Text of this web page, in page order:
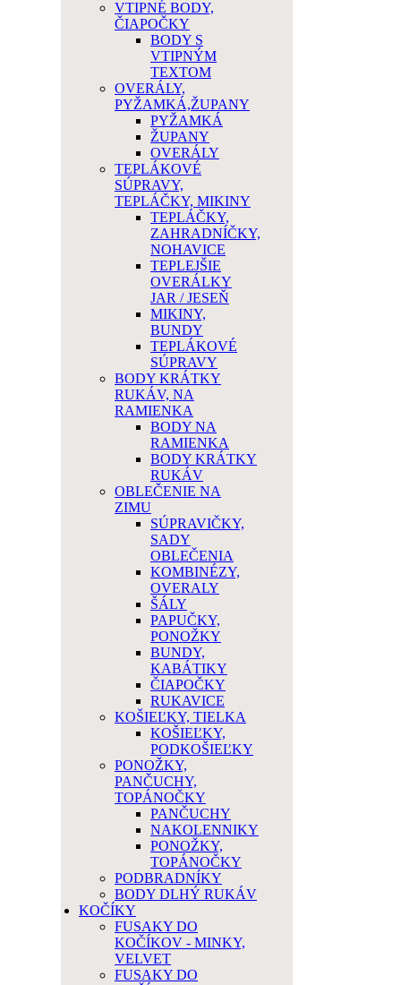
VTIPNÉ BODY,
ČIAPOČKY
BODY S
VTIPNÝM
TEXTOM
OVERÁLY,
PYŽAMKÁ,ŽUPANY
PYŽAMKÁ
ŽUPANY
OVERÁLY
TEPLÁKOVÉ
SÚPRAVY,
TEPLÁČKY, MIKINY
TEPLÁČKY,
ZAHRADNÍČKY,
NOHAVICE
TEPLEJŠIE
OVERÁLKY
JAR / JESEŇ
MIKINY,
BUNDY
TEPLÁKOVÉ
SÚPRAVY
BODY KRÁTKY
RUKÁV, NA
RAMIENKA
BODY NA
RAMIENKA
BODY KRÁTKY
RUKÁV
OBLEČENIE NA
ZIMU
SÚPRAVIČKY,
SADY
OBLEČENIA
KOMBINÉZY,
OVERALY
ŠÁLY
PAPUČKY,
PONOŽKY
BUNDY,
KABÁTIKY
ČIAPOČKY
RUKAVICE
KOŠIEĽKY, TIELKA
KOŠIEĽKY,
PODKOŠIEĽKY
PONOŽKY,
PANČUCHY,
TOPÁNOČKY
PANČUCHY
NAKOLENNIKY
PONOŽKY,
TOPÁNOČKY
PODBRADNÍKY
BODY DLHÝ RUKÁV
KOČÍKY
FUSAKY DO
KOČÍKOV - MINKY,
VELVET
FUSAKY DO